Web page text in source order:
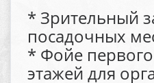
* Зрительный
посадочных
* Фойе
этажей для